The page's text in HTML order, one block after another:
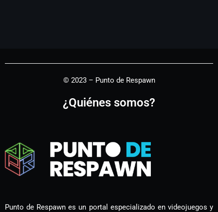
© 2023 – Punto de Respawn
¿Quiénes somos?
Punto de Respawn es un portal especializado en videojuegos y